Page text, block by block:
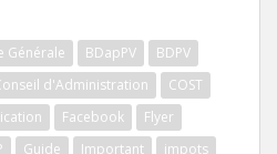
Générale BDapPV
BDPV
d'Administration
COST
Facebook
Flyer
Guide Important
impots